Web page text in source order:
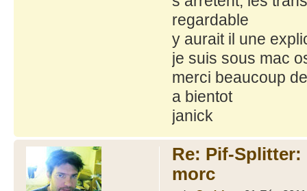
regardable
y aurait il une
je suis sous mac
merci beaucoup
a bientot
janick
Re: Pif-
morc